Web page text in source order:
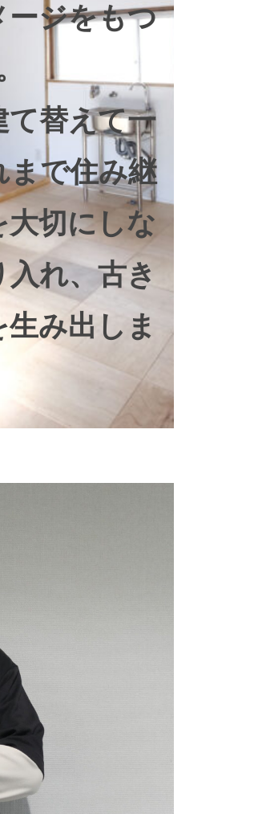
ージをもつ
て替えて一
まで住み継
切にしな
れ、古き
み出しま